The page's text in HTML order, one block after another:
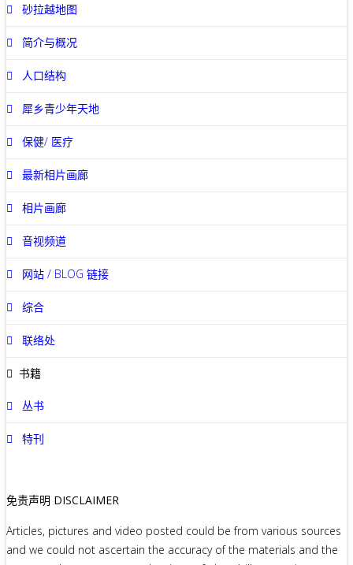
砂拉越地图
简介与概况
人口结构
犀乡青少年天地
保健/ 医疗
最新相片画廊
相片画廊
音视频道
网站 / BLOG 链接
综合
联络处
书籍
丛书
特刊
免责声明 DISCLAIMER
Articles, pictures and video posted could be from various sources
and we could not ascertain the accuracy of the materials and the